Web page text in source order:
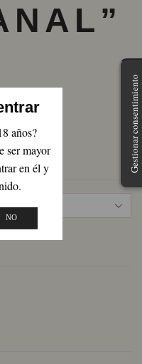
años?
ser mayor
en él y
NO
Gestionar consentimiento